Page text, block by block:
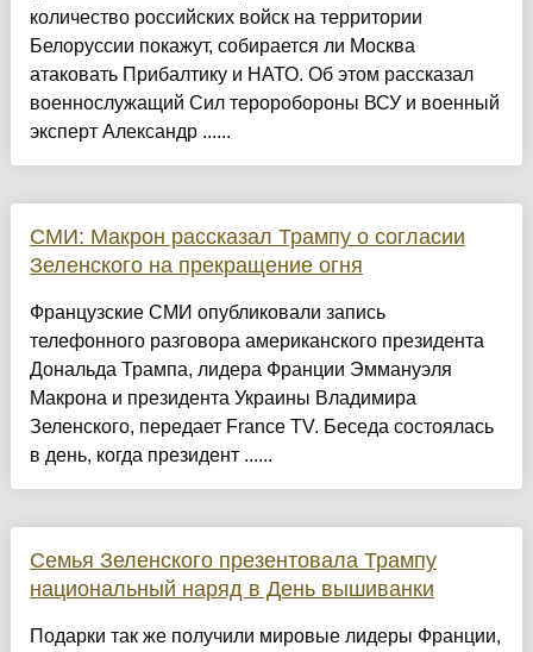
количество российских войск на территории
Белоруссии покажут, собирается ли Москва
атаковать Прибалтику и НАТО. Об этом рассказал
военнослужащий Сил тероробороны ВСУ и военный
эксперт Александр ......
СМИ: Макрон рассказал Трампу о согласии
Зеленского на прекращение огня
Французские СМИ опубликовали запись
телефонного разговора американского президента
Дональда Трампа, лидера Франции Эммануэля
Макрона и президента Украины Владимира
Зеленского, передает France TV. Беседа состоялась
в день, когда президент ......
Семья Зеленского презентовала Трампу
национальный наряд в День вышиванки
Подарки так же получили мировые лидеры Франции,